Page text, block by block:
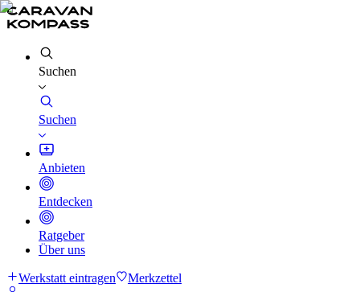
Suchen
Suchen
Anbieten
Entdecken
Ratgeber
Über uns
Werkstatt eintragen Merkzettel